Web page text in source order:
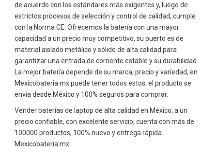
de acuerdo con los estándares más exigentes y, luego de
estrictos procesos de selección y control de calidad, cumple
con la Norma CE. Ofrecemos la batería con una mayor
capacidad a un precio muy competitivo, su puerto es de
material aislado metálico y sólido de alta calidad para
garantizar una entrada de corriente estable y su durabilidad.
La mejor batería depende de su marca, precio y variedad, en
Mexicobateria.mx puede tener todos estos, el producto se
envia desde México y 100% seguros para comprar.
Vender baterías de laptop de alta calidad en México, a un
precio confiable, con excelente servicio, cuenta con más de
100000 productos, 100% nuevo y entrega rápida -
Mexicobateria.mx.